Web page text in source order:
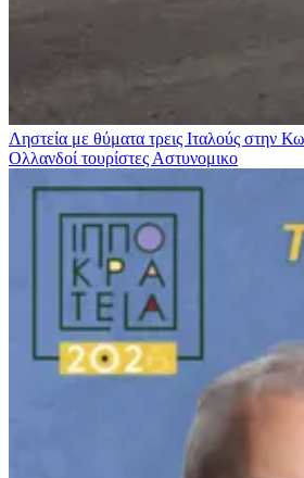
Ληστεία με θύματα τρεις Ιταλούς στην
Ολλανδοί τουρίστες Αστυνομικο